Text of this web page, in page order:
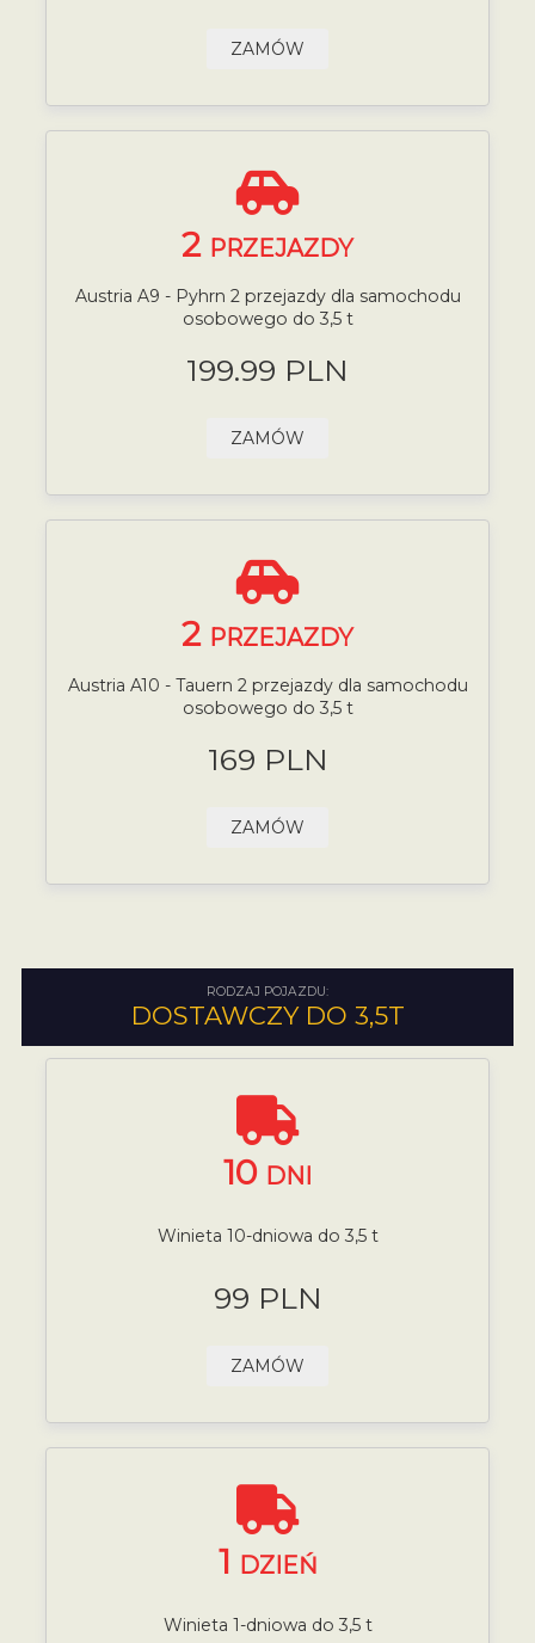
ZAMÓW
2 PRZEJAZDY
Austria A9 - Pyhrn 2 przejazdy dla samochodu
osobowego do 3,5 t
199.99 PLN
ZAMÓW
2 PRZEJAZDY
Austria A10 - Tauern 2 przejazdy dla samochodu
osobowego do 3,5 t
169 PLN
ZAMÓW
RODZAJ POJAZDU:
DOSTAWCZY DO 3,5T
10 DNI
Winieta 10-dniowa do 3,5 t
99 PLN
ZAMÓW
1 DZIEŃ
Winieta 1-dniowa do 3,5 t